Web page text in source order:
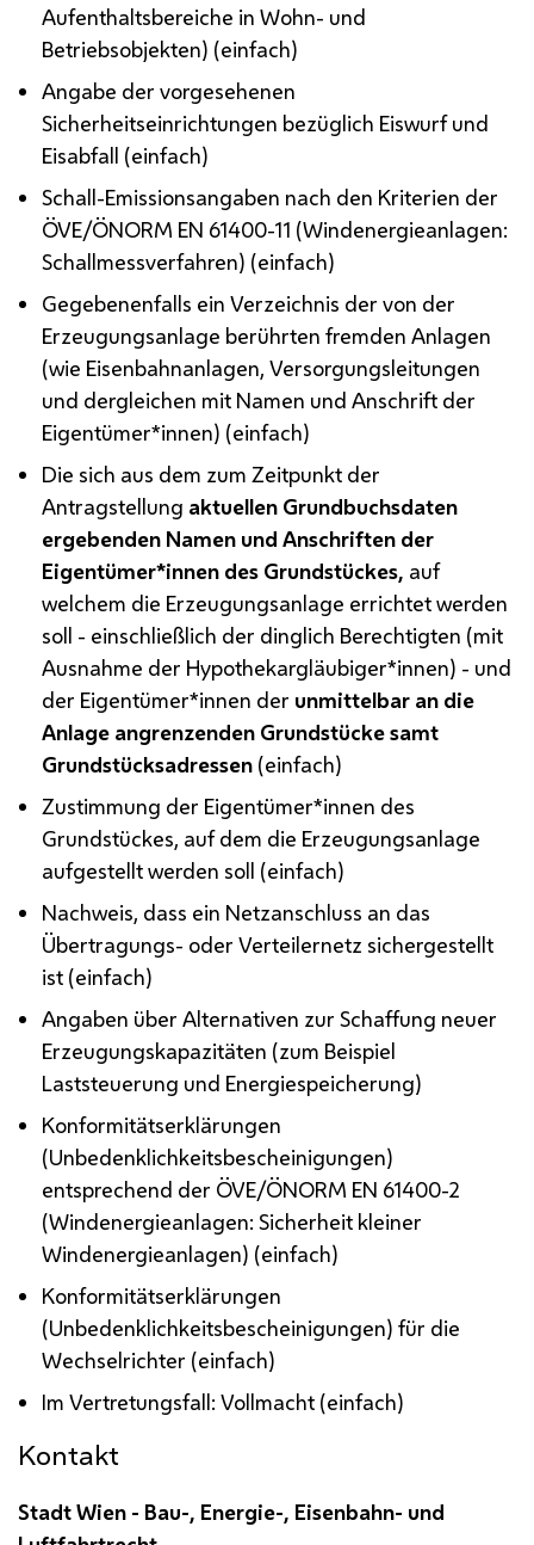
Aufenthaltsbereiche in Wohn- und
Betriebsobjekten) (einfach)
Angabe der vorgesehenen
Sicherheitseinrichtungen bezüglich Eiswurf und
Eisabfall (einfach)
Schall-Emissionsangaben nach den Kriterien der
ÖVE/ÖNORM EN 61400-11 (Windenergieanlagen:
Schallmessverfahren) (einfach)
Gegebenenfalls ein Verzeichnis der von der
Erzeugungsanlage berührten fremden Anlagen
(wie Eisenbahnanlagen, Versorgungsleitungen
und dergleichen mit Namen und Anschrift der
Eigentümer*innen) (einfach)
Die sich aus dem zum Zeitpunkt der
Antragstellung aktuellen Grundbuchsdaten
ergebenden Namen und Anschriften der
Eigentümer*innen des Grundstückes, auf
welchem die Erzeugungsanlage errichtet werden
soll - einschließlich der dinglich Berechtigten (mit
Ausnahme der Hypothekargläubiger*innen) - und
der Eigentümer*innen der unmittelbar an die
Anlage angrenzenden Grundstücke samt
Grundstücksadressen (einfach)
Zustimmung der Eigentümer*innen des
Grundstückes, auf dem die Erzeugungsanlage
aufgestellt werden soll (einfach)
Nachweis, dass ein Netzanschluss an das
Übertragungs- oder Verteilernetz sichergestellt
ist (einfach)
Angaben über Alternativen zur Schaffung neuer
Erzeugungskapazitäten (zum Beispiel
Laststeuerung und Energiespeicherung)
Konformitätserklärungen
(Unbedenklichkeitsbescheinigungen)
entsprechend der ÖVE/ÖNORM EN 61400-2
(Windenergieanlagen: Sicherheit kleiner
Windenergieanlagen) (einfach)
Konformitätserklärungen
(Unbedenklichkeitsbescheinigungen) für die
Wechselrichter (einfach)
Im Vertretungsfall: Vollmacht (einfach)
Kontakt
Stadt Wien - Bau-, Energie-, Eisenbahn- und